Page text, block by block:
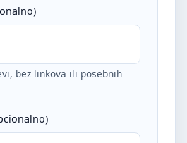
bez linkova ili posebnih